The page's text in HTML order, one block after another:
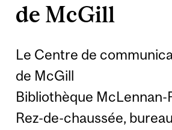
de McGill
Le Centre de
de McGill
Bibliothèque McLennan-
Rez-de-chaussée,